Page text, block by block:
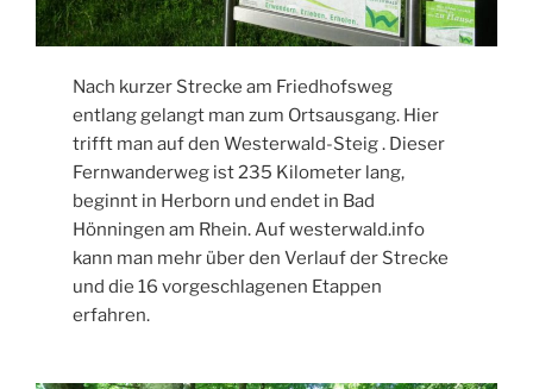
Nach kurzer Strecke am Friedhofsweg
entlang gelangt man zum Ortsausgang. Hier
trifft man auf den Westerwald-Steig . Dieser
Fernwanderweg ist 235 Kilometer lang,
beginnt in Herborn und endet in Bad
Hönningen am Rhein. Auf westerwald.info
kann man mehr über den Verlauf der Strecke
und die 16 vorgeschlagenen Etappen
erfahren.